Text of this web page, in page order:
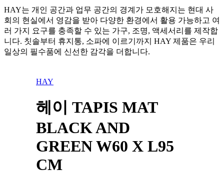
HAY는 개인 공간과 업무 공간의 경계가 모호해지는 현대 사
회의 현실에서 영감을 받아 다양한 환경에서 활용 가능하고 여
러 가지 요구를 충족할 수 있는 가구, 조명, 액세서리를 제작합
니다. 칫솔부터 휴지통, 소파에 이르기까지 HAY 제품은 우리
일상의 필수품에 신선한 감각을 더합니다.
HAY
헤이 TAPIS MAT
BLACK AND
GREEN W60 X L95
CM